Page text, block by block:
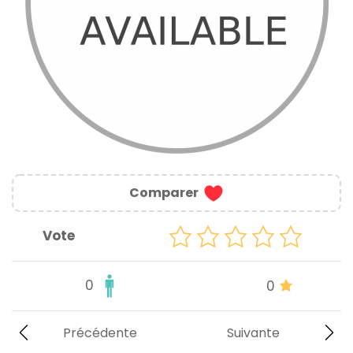
Comparer
Vote
0 0
Suivante
Précédente